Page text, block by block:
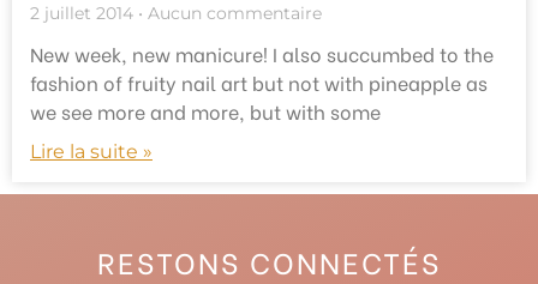
2 juillet 2014 Aucun commentaire
New week, new manicure! I also succumbed to the
fashion of fruity nail art but not with pineapple as
we see more and more, but with some
Lire la suite »
RESTONS CONNECTÉS